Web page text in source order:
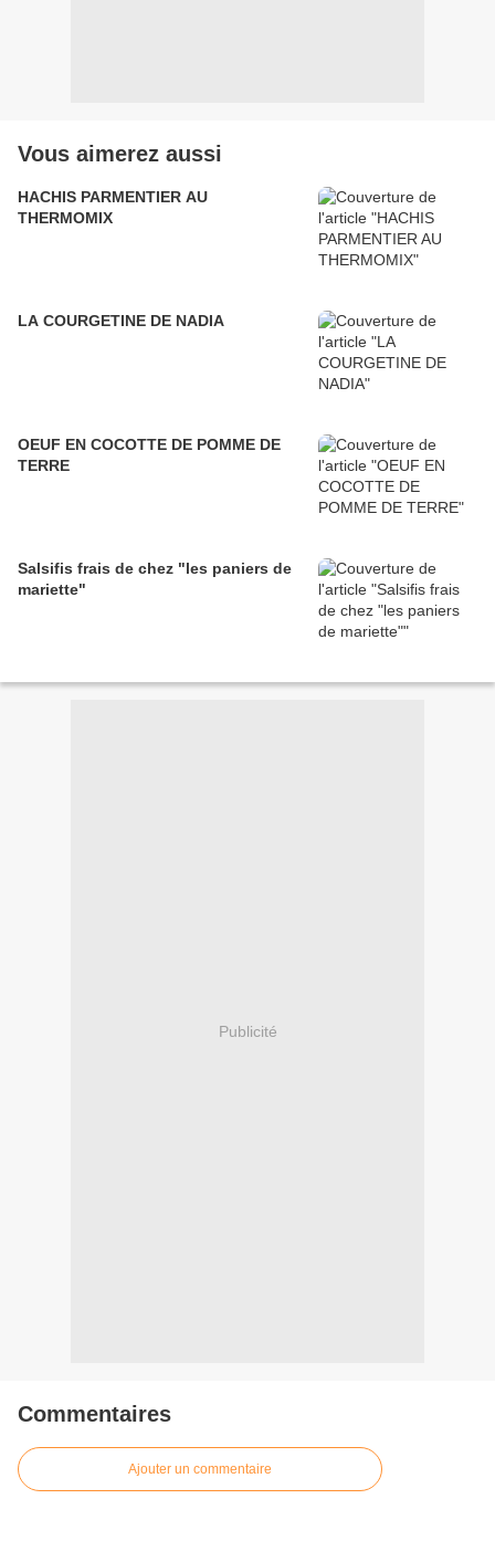
Vous aimerez aussi
HACHIS PARMENTIER AU
THERMOMIX
LA COURGETINE DE NADIA
OEUF EN COCOTTE DE POMME DE
TERRE
Salsifis frais de chez "les paniers de
mariette"
Publicité
Commentaires
Ajouter un commentaire